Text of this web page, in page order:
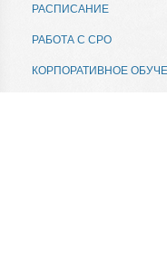
РАСПИСАНИЕ
РАБОТА С СРО
КОРПОРАТИВНОЕ